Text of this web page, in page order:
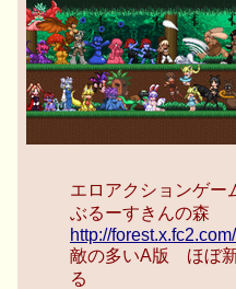
エロアクションゲー
ぶるーすきんの森
http://
敵の多いA版 ほぼ
る